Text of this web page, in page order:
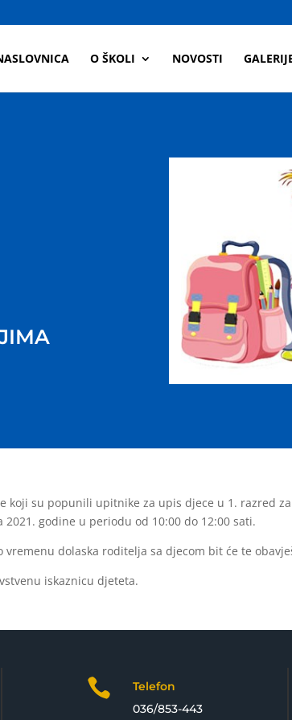
O ŠKOLI NOVOSTI
koji su popunili upitnike za upis djece u 1. razred
godine u periodu od 10:00 do 12:00 sati.
vremenu dolaska roditelja sa djecom bit će te
iskaznicu djeteta.

Telefon
036/853-443